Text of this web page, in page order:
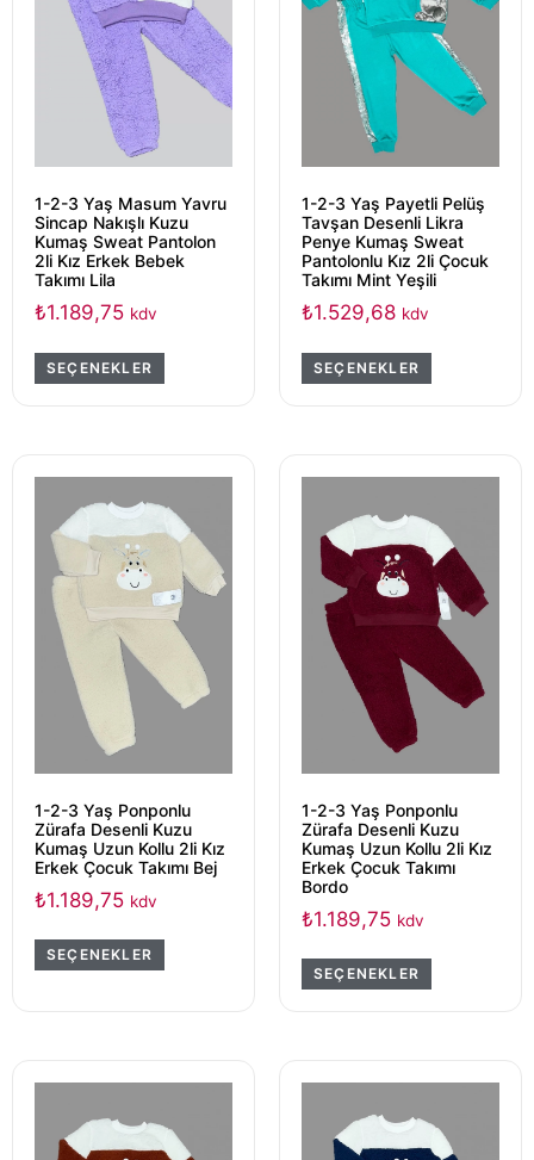
1-2-3 Yaş Masum Yavru
Sincap Nakışlı Kuzu
Kumaş Sweat Pantolon
2li Kız Erkek Bebek
Takımı Lila
₺1.189,75 kdv
SEÇENEKLER
1-2-3 Yaş Payetli Pelüş
Tavşan Desenli Likra
Penye Kumaş Sweat
Pantolonlu Kız 2li Çocuk
Takımı Mint Yeşili
₺1.529,68 kdv
SEÇENEKLER
1-2-3 Yaş Ponponlu
Zürafa Desenli Kuzu
Kumaş Uzun Kollu 2li Kız
Erkek Çocuk Takımı Bej
₺1.189,75 kdv
SEÇENEKLER
1-2-3 Yaş Ponponlu
Zürafa Desenli Kuzu
Kumaş Uzun Kollu 2li Kız
Erkek Çocuk Takımı
Bordo
₺1.189,75 kdv
SEÇENEKLER